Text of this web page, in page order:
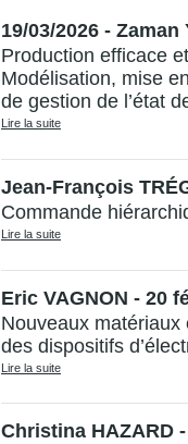
19/03/2026 - Zaman
Production efficace
Modélisation, mise
de gestion de l’état
Lire la suite
Jean-François
Commande
Lire la suite
Eric VAGNON - 20
Nouveaux matériaux
des dispositifs
Lire la suite
Christina HAZARD